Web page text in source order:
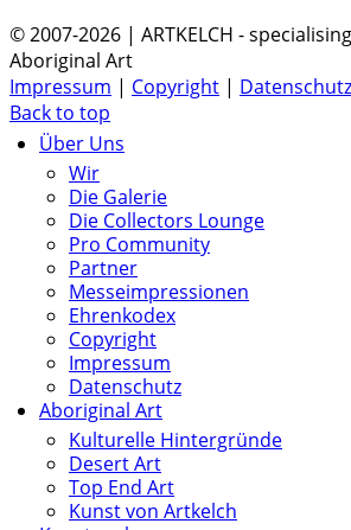
© 2007-2026 | ARTKELCH -
Aboriginal Art
Impressum | Copyright | Datenschutz
Back to top
Über Uns
Wir
Die Galerie
Die Collectors Lounge
Pro Community
Partner
Messeimpressionen
Ehrenkodex
Copyright
Impressum
Datenschutz
Aboriginal Art
Kulturelle Hintergründe
Desert Art
Top End Art
Kunst von Artkelch